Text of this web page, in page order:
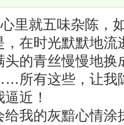
里就五味杂陈，
在时光默默地流
头的青丝慢慢地
所有这些，让我
近！
我的灰黯心情涂